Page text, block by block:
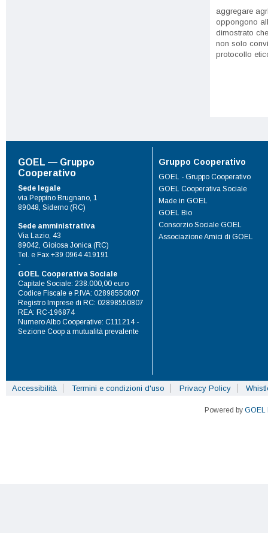
aggregare
oppongono
dimostrato
non solo
protocollo
GOEL — Gruppo
Cooperativo
Sede legale
via Peppino Brugnano, 1
89048, Siderno (RC)
Sede amministrativa
Via Lazio, 43
89042, Gioiosa Jonica (RC)
Tel. e Fax +39 0964 419191
-
GOEL Cooperativa Sociale
Capitale Sociale: 238.000,00 euro
Codice Fiscale e P.IVA: 02898550807
Registro Imprese di RC: 02898550807
REA: RC-196874
Numero Albo Cooperative: C111214 -
Sezione Coop a mutualità prevalente
Gruppo Cooperativo
GOEL - Gruppo Cooperativo
GOEL Cooperativa Sociale
Made in GOEL
GOEL Bio
Consorzio Sociale GOEL
Associazione Amici di GOEL
Accessibilità Termini e condizioni d'uso Privacy Policy
Powered by GOEL